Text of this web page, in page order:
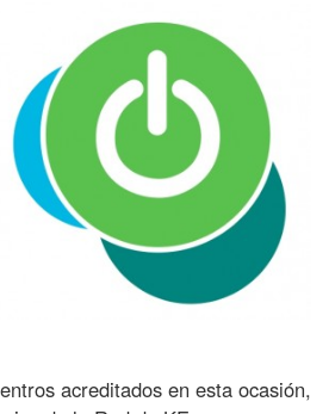
acreditados en esta ocasión,